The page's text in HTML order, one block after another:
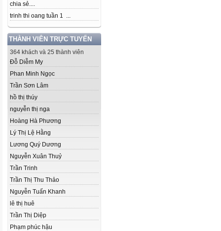
chia sẻ....
trinh thi oang tuần 1 ...
THÀNH VIÊN TRỰC TUYẾN
364 khách và 25 thành viên
Đỗ Diễm My
Phan Minh Ngọc
Trần Sơn Lâm
hồ thị thúy
nguyễn thị nga
Hoàng Hà Phương
Lý Thị Lệ Hằng
Lương Quý Dương
Nguyễn Xuân Thuỷ
Trần Trinh
Trần Thị Thu Thảo
Nguyễn Tuấn Khanh
lê thị huê
Trần Thị Diệp
Phạm phúc hậu